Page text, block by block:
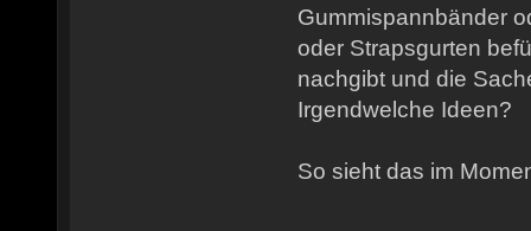
Gummispannbänder
oder Strapsgurten
nachgibt und die
Irgendwelche Ideen?
So sieht das im